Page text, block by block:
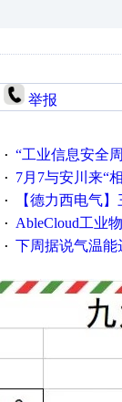
举报
· “工业信息安全周之我见”
· 7月7与安川来“
· 【德力西电气】三
· AbleCloud工业物联
· 下周据说气温能